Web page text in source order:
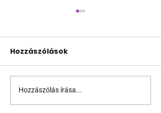
Magyarország legyen
olyan hely, ahol a
Hozzászólások
Hozzászólás írása...